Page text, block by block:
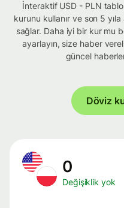
İnteraktif USD - PLN
kurunu kullanır ve son 5
sağlar. Daha iyi bir kur mu
ayarlayın, size haber
güncel
Döviz
0
Değişiklik yok